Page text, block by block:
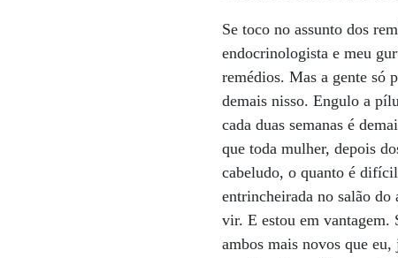
Se toco no assunto dos
endocrinologista e meu
remédios. Mas a gente só
demais nisso. Engulo a
cada duas semanas é
que toda mulher, depois
cabeludo, o quanto é
entrincheirada no salão
vir. E estou em vantagem.
ambos mais novos que